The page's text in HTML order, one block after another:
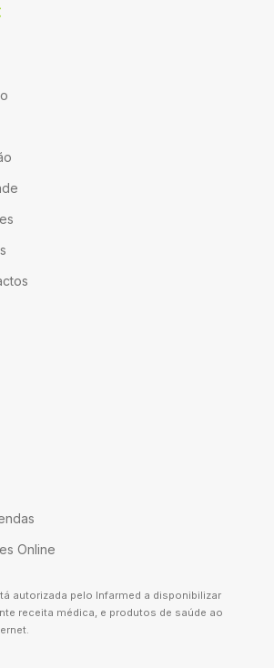
Online
autorizada pelo Infarmed a disponibilizar
receita médica, e produtos de saúde ao